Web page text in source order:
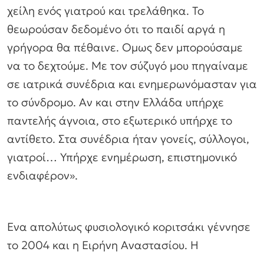
χείλη ενός γιατρού και τρελάθηκα. Το
θεωρούσαν δεδομένο ότι το παιδί αργά η
γρήγορα θα πέθαινε. Ομως δεν μπορούσαμε
να το δεχτούμε. Με τον σύζυγό μου πηγαίναμε
σε ιατρικά συνέδρια και ενημερωνόμασταν για
το σύνδρομο. Αν και στην Ελλάδα υπήρχε
παντελής άγνοια, στο εξωτερικό υπήρχε το
αντίθετο. Στα συνέδρια ήταν γονείς, σύλλογοι,
γιατροί… Υπήρχε ενημέρωση, επιστημονικό
ενδιαφέρον».
Ενα απολύτως φυσιολογικό κοριτσάκι γέννησε
το 2004 και η Ειρήνη Αναστασίου. Η